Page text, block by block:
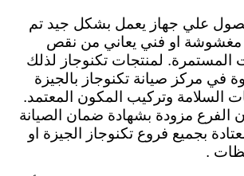
علي جهاز يعمل بشكل جيد تم
مغشوشة او فني يعاني من نقص
المستمرة. لمنتجات تكنوجاز لذلك
في مركز صيانة تكنوجاز بالجيزة
وتركيب المكون المعتمد.
الفرع مزودة بشهادة ضمان الصيانة
بجميع فروع تكنوجاز الجيزة او
.